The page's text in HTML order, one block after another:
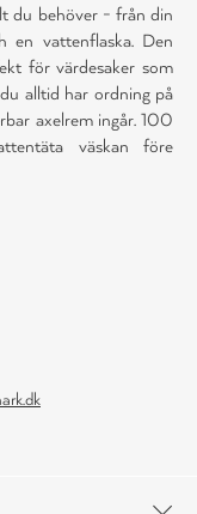
du behöver - från din
en vattenflaska. Den
för värdesaker som
alltid har ordning på
axelrem ingår. 100
väskan före